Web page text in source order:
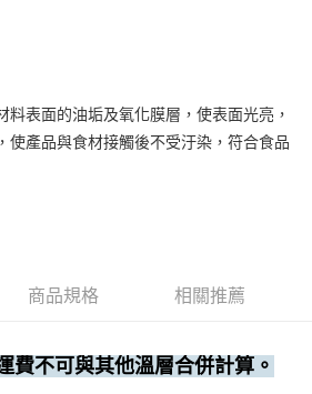
含以上)免運費
料表面的油垢及氧化膜層，使表面光亮，
使產品與食材接觸後不受汙染，符合食品
商品規格 相關推薦
費不可與其他溫層合併計算。